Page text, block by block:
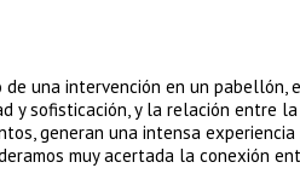
una intervención en un pabellón,
y sofisticación, y la relación entre
generan una intensa
muy acertada la conexión